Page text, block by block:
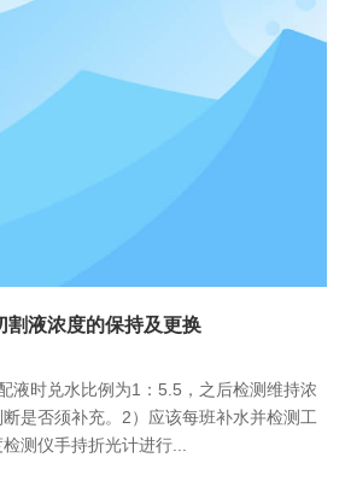
割液浓度的保持及更换
液时兑水比例为1：5.5，之后检测维持浓
是否须补充。2）应该每班补水并检测工
测仪手持折光计进行...